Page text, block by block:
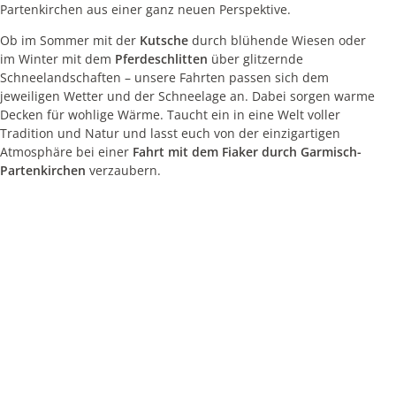
Partenkirchen aus einer ganz neuen Perspektive.
Ob im Sommer mit der Kutsche durch blühende Wiesen oder
im Winter mit dem Pferdeschlitten über glitzernde
Schneelandschaften – unsere Fahrten passen sich dem
jeweiligen Wetter und der Schneelage an. Dabei sorgen warme
Decken für wohlige Wärme. Taucht ein in eine Welt voller
Tradition und Natur und lasst euch von der einzigartigen
Atmosphäre bei einer Fahrt mit dem Fiaker durch Garmisch-
Partenkirchen verzaubern.